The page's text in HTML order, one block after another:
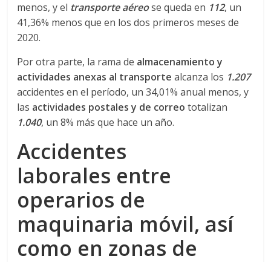
p
o
s
y
M
a
q
menos, y el transporte aéreose queda en 112, un
41,36% menos que en los dos primeros meses de
2020.
Por otra parte, la rama de almacenamiento y
actividades anexas al transportealcanza los 1.207
accidentes en el período, un 34,01% anual menos, y
las actividades postales y de correo totalizan
1.040, un 8% más que hace un año.
Accidentes
laborales entre
operarios de
maquinaria móvil, así
como en zonas de